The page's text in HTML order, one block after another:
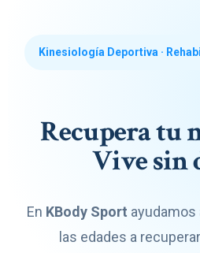
Kinesiología Deportiva ·
Recupera tu
Vive sin
En KBody Sport ayudamos
las edades a